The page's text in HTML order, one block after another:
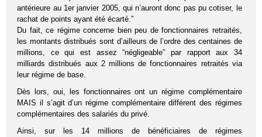
antérieure au 1er janvier 2005, qui n’auront donc pas pu cotiser, le
rachat de points ayant été écarté.”
Du fait, ce régime concerne bien peu de fonctionnaires retraités,
les montants distribués sont d’ailleurs de l’ordre des centaines de
millions, ce qui est assez “négligeable” par rapport aux 34
milliards distribués aux 2 millions de fonctionnaires retraités via
leur régime de base.
Dès lors, oui, les fonctionnaires ont un régime complémentaire
MAIS il s’agit d’un régime complémentaire différent des régimes
complémentaires des salariés du privé.
Ainsi, sur les 14 millions de bénéficiaires de régimes